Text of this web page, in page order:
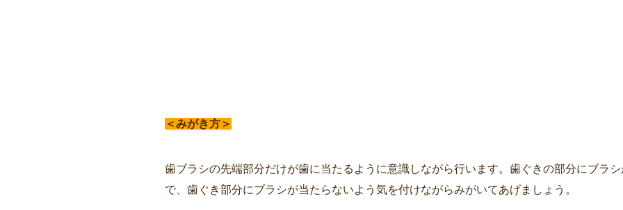
＜みがき方＞
歯ブラシの先端部分だけが歯に当たるように意識しながら行います。歯ぐきの部分にブラ
で、歯ぐき部分にブラシが当たらないよう気を付けながらみがいてあげましょう。